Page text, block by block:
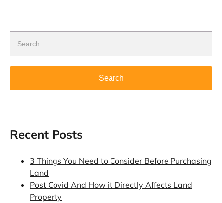
for:
Recent Posts
3 Things You Need to Consider Before Purchasing
Land
Post Covid And How it Directly Affects Land
Property